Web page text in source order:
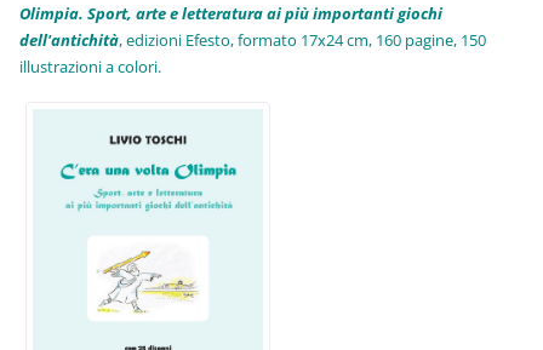
Olimpia. Sport, arte e letteratura ai più importanti giochi
dell'antichità,edizioni Efesto, formato 17x24 cm, 160 pagine, 150
illustrazioni a colori.